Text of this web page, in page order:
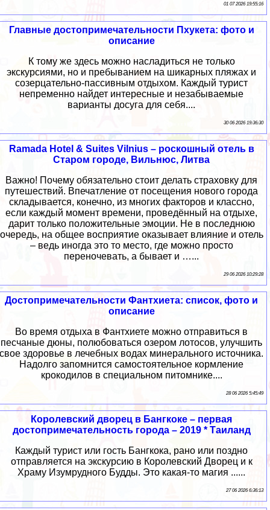
01 07 2026 19:55:16
Главные достопримечательности Пхукета: фото и
описание
К тому же здесь можно насладиться не только
экскурсиями, но и пребыванием на шикарных пляжах и
созерцательно-пассивным отдыхом. Каждый турист
непременно найдет интересные и незабываемые
варианты досуга для себя....
30 06 2026 19:36:30
Ramada Hotel & Suites Vilnius – роскошный отель в
Старом городе, Вильнюс, Литва
Важно! Почему обязательно стоит делать страховку для
путешествий. Впечатление от посещения нового города
складывается, конечно, из многих факторов и классно,
если каждый момент времени, проведённый на отдыхе,
дарит только положительные эмоции. Не в последнюю
очередь, на общее восприятие оказывает влияние и отель
– ведь иногда это то место, где можно просто
переночевать, а бывает и …...
29 06 2026 10:29:28
Достопримечательности Фантхиета: список, фото и
описание
Во время отдыха в Фантхиете можно отправиться в
песчаные дюны, полюбоваться озером лотосов, улучшить
свое здоровье в лечебных водах минерального источника.
Надолго запомнится самостоятельное кормление
крокодилов в специальном питомнике....
28 06 2026 5:45:49
Королевский дворец в Бангкоке – первая
достопримечательность города – 2019 * Таиланд
Каждый турист или гость Бангкока, рано или поздно
отправляется на экскурсию в Королевский Дворец и к
Храму Изумрудного Будды. Это какая-то магия ......
27 06 2026 6:36:13